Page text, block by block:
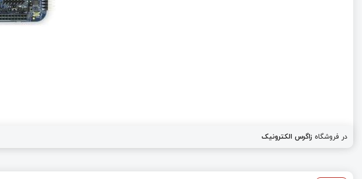
در فروشگاه زاگرس الکترونیک